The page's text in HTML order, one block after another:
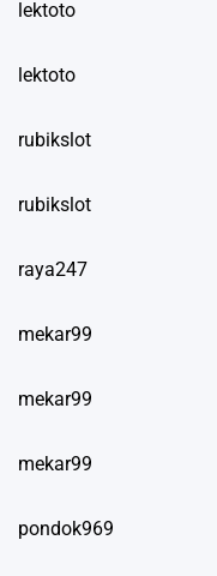
lektoto
lektoto
rubikslot
rubikslot
raya247
mekar99
mekar99
mekar99
pondok969